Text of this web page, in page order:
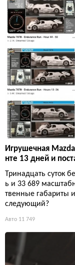
Игрушечная
нте 13 дней и
Тринадцать суток
ь и 33 689
твенные габариты
следующий?
Авто 11 749